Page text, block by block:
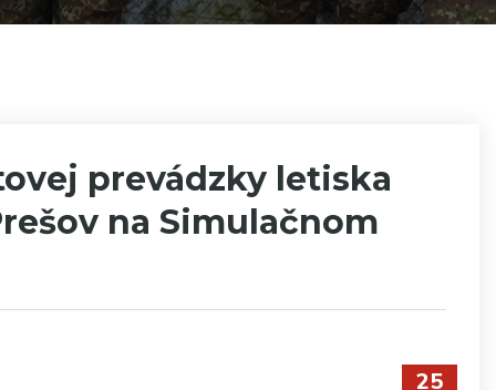
prevádzky letiska
na Simulačnom
25